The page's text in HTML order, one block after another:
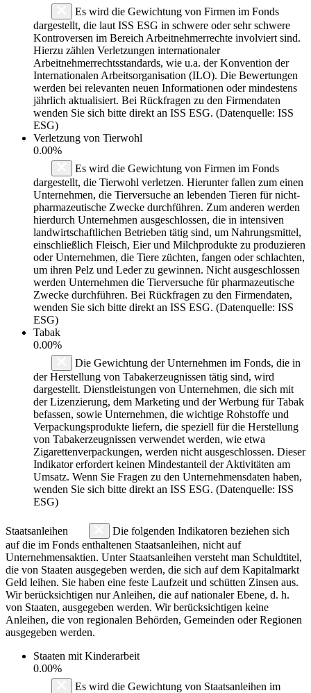
Es wird die Gewichtung von Firmen im Fonds
dargestellt, die laut ISS ESG in schwere oder sehr schwere
Kontroversen im Bereich Arbeitnehmerrechte involviert sind.
Hierzu zählen Verletzungen internationaler
Arbeitnehmerrechtsstandards, wie u.a. der Konvention der
Internationalen Arbeitsorganisation (ILO). Die Bewertungen
werden bei relevanten neuen Informationen oder mindestens
jährlich aktualisiert. Bei Rückfragen zu den Firmendaten
wenden Sie sich bitte direkt an ISS ESG. (Datenquelle: ISS
ESG)
Verletzung von Tierwohl
0.00%
Es wird die Gewichtung von Firmen im Fonds
dargestellt, die Tierwohl verletzen. Hierunter fallen zum einen
Unternehmen, die Tierversuche an lebenden Tieren für nicht-
pharmazeutische Zwecke durchführen. Zum anderen werden
hierdurch Unternehmen ausgeschlossen, die in intensiven
landwirtschaftlichen Betrieben tätig sind, um Nahrungsmittel,
einschließlich Fleisch, Eier und Milchprodukte zu produzieren
oder Unternehmen, die Tiere züchten, fangen oder schlachten,
um ihren Pelz und Leder zu gewinnen. Nicht ausgeschlossen
werden Unternehmen die Tierversuche für pharmazeutische
Zwecke durchführen. Bei Rückfragen zu den Firmendaten,
wenden Sie sich bitte direkt an ISS ESG. (Datenquelle: ISS
ESG)
Tabak
0.00%
Die Gewichtung der Unternehmen im Fonds, die in
der Herstellung von Tabakerzeugnissen tätig sind, wird
dargestellt. Dienstleistungen von Unternehmen, die sich mit
der Lizenzierung, dem Marketing und der Werbung für Tabak
befassen, sowie Unternehmen, die wichtige Rohstoffe und
Verpackungsprodukte liefern, die speziell für die Herstellung
von Tabakerzeugnissen verwendet werden, wie etwa
Zigarettenverpackungen, werden nicht ausgeschlossen. Dieser
Indikator erfordert keinen Mindestanteil der Aktivitäten am
Umsatz. Wenn Sie Fragen zu den Unternehmensdaten haben,
wenden Sie sich bitte direkt an ISS ESG. (Datenquelle: ISS
ESG)
Staatsanleihen
Die folgenden Indikatoren beziehen sich
auf die im Fonds enthaltenen Staatsanleihen, nicht auf
Unternehmensaktien. Unter Staatsanleihen versteht man Schuldtitel,
die von Staaten ausgegeben werden, die sich auf dem Kapitalmarkt
Geld leihen. Sie haben eine feste Laufzeit und schütten Zinsen aus.
Wir berücksichtigen nur Anleihen, die auf nationaler Ebene, d. h.
von Staaten, ausgegeben werden. Wir berücksichtigen keine
Anleihen, die von regionalen Behörden, Gemeinden oder Regionen
ausgegeben werden.
Staaten mit Kinderarbeit
0.00%
Es wird die Gewichtung von Staatsanleihen im